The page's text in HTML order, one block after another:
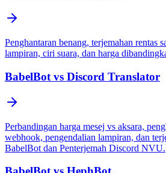
Penghantaran benang, terjemahan rentas
lampiran, ciri suara, dan harga
BabelBot vs Discord Translator
Perbandingan harga mesej vs aksara,
webhook, pengendalian lampiran, dan
BabelBot dan Penterjemah Discord NVU.